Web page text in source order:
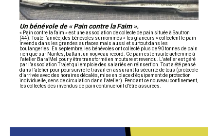
Un bénévole de « Pain contre la Faim ».
« Pain contre la faim » est une association de collecte de pain située à Sautron
(44). Toute l’année, des bénévoles surnommés « les glaneurs » collectent le pain
invendu dans les grandes surfaces mais aussi et surtout dans les
boulangeries. En septembre, les bénévoles ont collecté plus de 90 tonnes de pain
rien que sur Nantes, battant un nouveau record. Ce pain est ensuite acheminé à
l’atelier Bara’Mel pour y être transformé en mouture et revendu. L’atelier est géré
par l’association Trajet qui emploie des salariés en réinsertion. Tout a été pensé
dans l’atelier pour poursuivre le travail en assurant la sécurité de tous (protocole
d’arrivée avec des horaires décalés, mise en place d’équipement de protection
individuelle, sens de circulation dans l’atelier). Pendant ce nouveau confinement,
les collectes des invendus de pain continueront d’être assurées.